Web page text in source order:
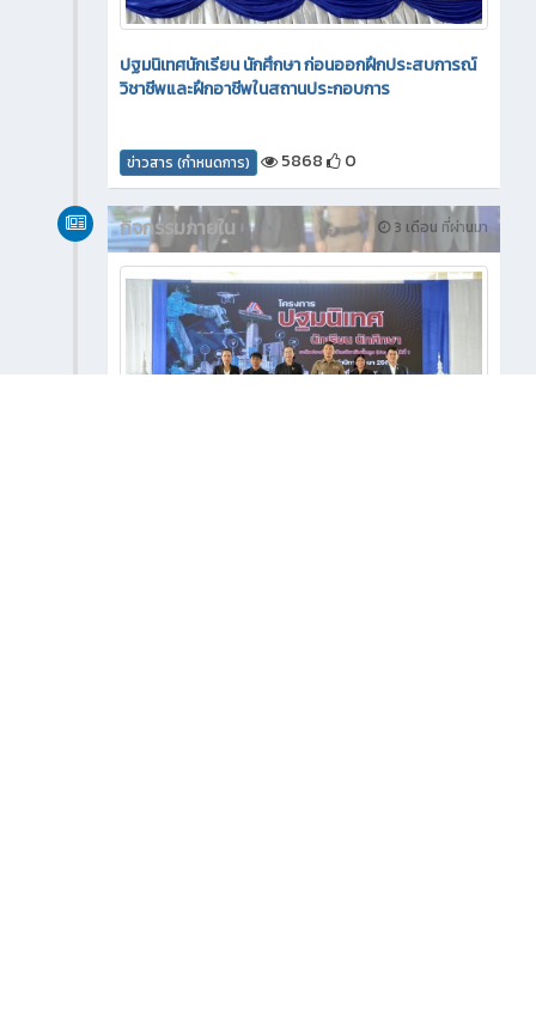
ปฐมนิเทศนักเรียน นักศึกษา ก่อนออกฝึกประสบการณ์
วิชาชีพและฝึกอาชีพในสถานประกอบการ
ข่าวสาร (กำหนดการ) 5868 0
3 เดือน ที่ผ่านมา
กิจกรรมภายใน